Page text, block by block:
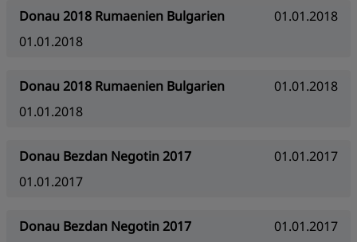
Donau 2018 Rumaenien Bulgarien
01.01.2018
01.01.2018
Donau 2018 Rumaenien Bulgarien
01.01.2018
01.01.2018
Donau Bezdan Negotin 2017
01.01.2017
01.01.2017
Donau Bezdan Negotin 2017
01.01.2017